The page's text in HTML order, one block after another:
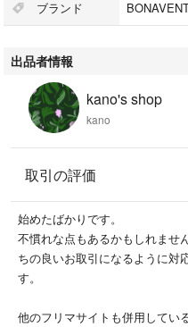
ブランド
出品者情報
kano's shop
kano
取引の評価
始めたばかりです。
不慣れな点もあるかもしれませ
ちの良いお取引になるように対
す。
他のフリマサイトも併用してい